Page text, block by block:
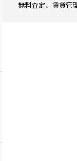
無料査定、賃貸管